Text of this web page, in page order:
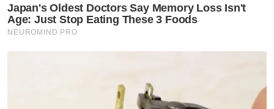
Belia Sabah diseru perkukuh
hubungan dengan Putrajaya
prosedur pasang alat perentak
jantung